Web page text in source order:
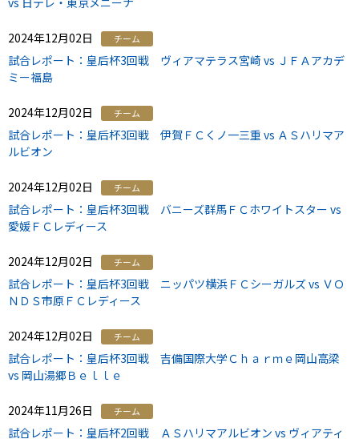
2024年12月02日 チーム
試合レポート：皇后杯3回戦 ヴィアマテラス宮崎 vs ＪＦＡアカデ
ミー福島
2024年12月02日 チーム
試合レポート：皇后杯3回戦 伊賀ＦＣくノ一三重 vs ＡＳハリマア
ルビオン
2024年12月02日 チーム
試合レポート：皇后杯3回戦 バニーズ群馬ＦＣホワイトスター vs
愛媛ＦＣレディース
2024年12月02日 チーム
試合レポート：皇后杯3回戦 ニッパツ横浜ＦＣシーガルズ vs ＶＯ
ＮＤＳ市原ＦＣレディース
2024年12月02日 チーム
試合レポート：皇后杯3回戦 吉備国際大学Ｃｈａｒｍｅ岡山高梁
vs 岡山湯郷Ｂｅｌｌｅ
2024年11月26日 チーム
試合レポート：皇后杯2回戦 ＡＳハリマアルビオン vs ヴィアティ